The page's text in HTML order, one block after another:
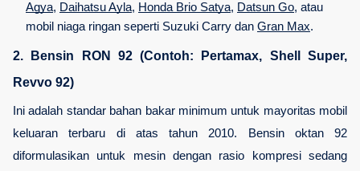
Agya, Daihatsu Ayla, Honda Brio Satya, Datsun Go, atau
mobil niaga ringan seperti Suzuki Carry dan Gran Max.
2. Bensin RON 92 (Contoh: Pertamax, Shell Super,
Revvo 92)
Ini adalah standar bahan bakar minimum untuk mayoritas mobil
keluaran terbaru di atas tahun 2010. Bensin oktan 92
diformulasikan untuk mesin dengan rasio kompresi sedang